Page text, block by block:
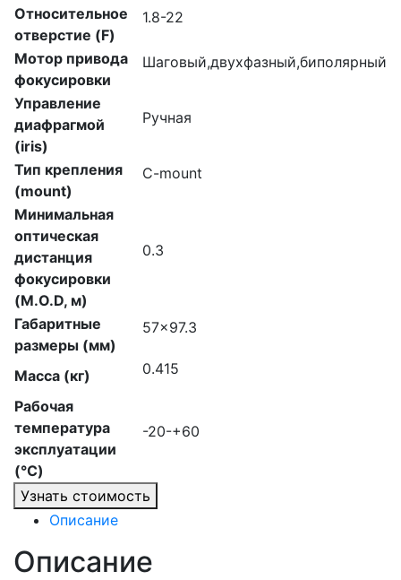
Относительное
отверстие (F)
1.8-22
Мотор привода
фокусировки
Шаговый,двухфазный,биполярный
Управление
диафрагмой
(iris)
Ручная
Тип крепления
(mount)
C-mount
Минимальная
оптическая
дистанция
фокусировки
(M.O.D, м)
0.3
Габаритные
размеры (мм)
57×97.3
Масса (кг) 0.415
Рабочая
температура
эксплуатации
(°C)
-20-+60
Узнать стоимость
Описание
Описание